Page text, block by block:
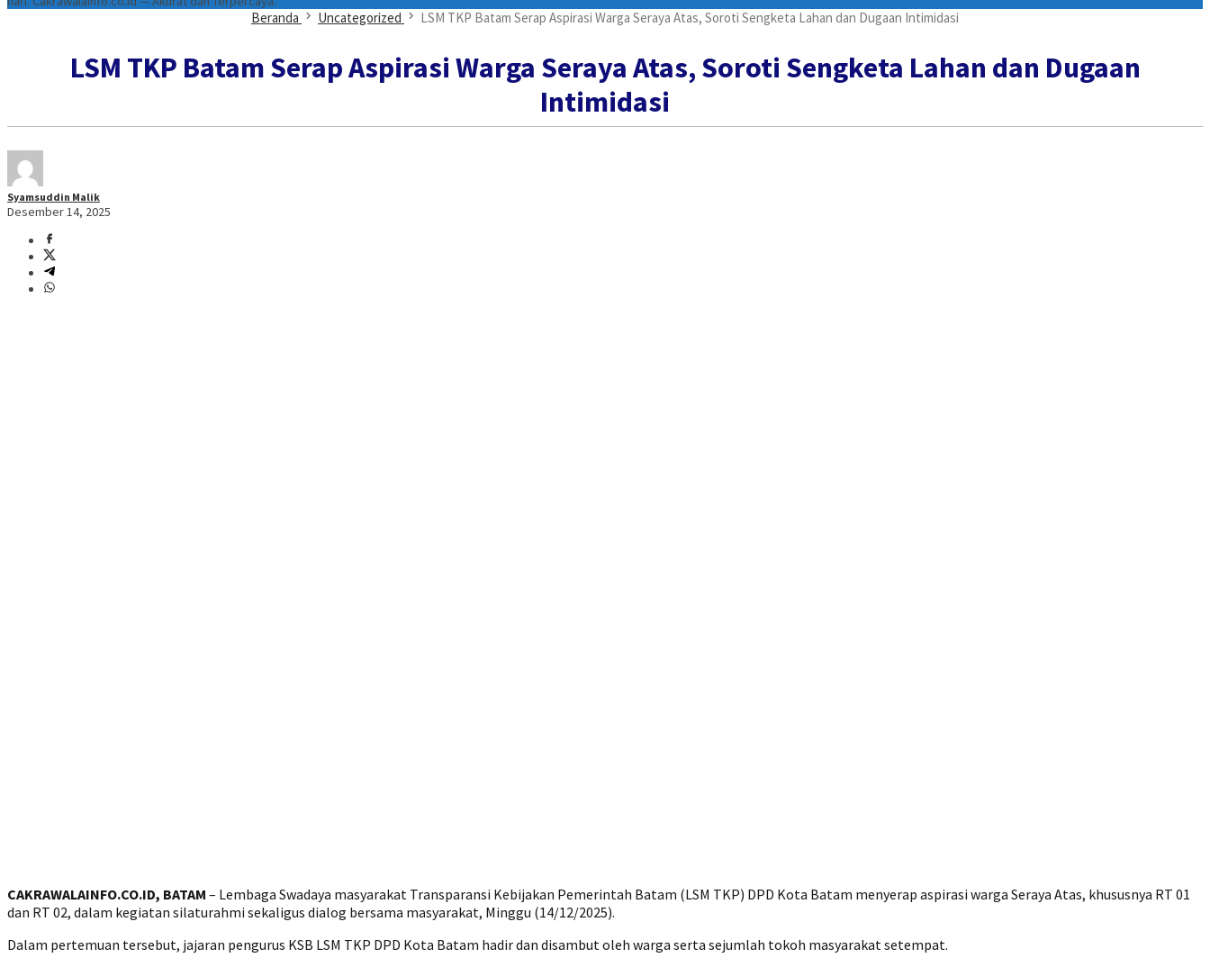
Beranda Uncategorized LSM TKP Batam Serap Aspirasi Warga Seraya Atas, Soroti Sengketa Lahan dan Dugaan Intimidasi
LSM TKP Batam Serap Aspirasi Warga Seraya Atas, Soroti Sengketa Lahan dan Dugaan
Intimidasi
Syamsuddin Malik
Desember 14, 2025
‎CAKRAWALAINFO.CO.ID, BATAM – Lembaga Swadaya masyarakat Transparansi Kebijakan Pemerintah Batam (LSM TKP) DPD Kota Batam menyerap aspirasi warga Seraya Atas, khususnya RT 01
dan RT 02, dalam kegiatan silaturahmi sekaligus dialog bersama masyarakat, Minggu (14/12/2025).
‎Dalam pertemuan tersebut, jajaran pengurus KSB LSM TKP DPD Kota Batam hadir dan disambut oleh warga serta sejumlah tokoh masyarakat setempat.